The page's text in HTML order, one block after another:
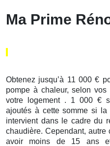
Ma Prime
Obtenez jusqu’à 11 000 €
pompe à chaleur, selon vos
votre logement . 1 000 €
ajoutés à cette somme si
intervient dans le cadre du
chaudière. Cependant,
avoir moins de 15 ans